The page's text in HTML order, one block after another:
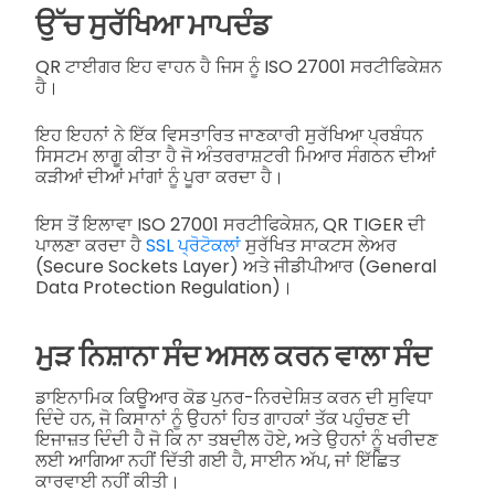
ਉੱਚ ਸੁਰੱਖਿਆ ਮਾਪਦੰਡ
QR ਟਾਈਗਰ ਇਹ ਵਾਹਨ ਹੈ ਜਿਸ ਨੂੰ ISO 27001 ਸਰਟੀਫਿਕੇਸ਼ਨ
ਹੈ।
ਇਹ ਇਹਨਾਂ ਨੇ ਇੱਕ ਵਿਸਤਾਰਿਤ ਜਾਣਕਾਰੀ ਸੁਰੱਖਿਆ ਪ੍ਰਬੰਧਨ
ਸਿਸਟਮ ਲਾਗੂ ਕੀਤਾ ਹੈ ਜੋ ਅੰਤਰਰਾਸ਼ਟਰੀ ਮਿਆਰ ਸੰਗਠਨ ਦੀਆਂ
ਕੜੀਆਂ ਦੀਆਂ ਮਾਂਗਾਂ ਨੂੰ ਪੂਰਾ ਕਰਦਾ ਹੈ।
ਇਸ ਤੋਂ ਇਲਾਵਾ ISO 27001 ਸਰਟੀਫਿਕੇਸ਼ਨ, QR TIGER ਦੀ
ਪਾਲਣਾ ਕਰਦਾ ਹੈSSL ਪ੍ਰੋਟੋਕਲਾਂਸੁਰੱਖਿਤ ਸਾਕਟਸ ਲੇਅਰ
(Secure Sockets Layer) ਅਤੇ ਜੀਡੀਪੀਆਰ (General
Data Protection Regulation)।
ਮੁੜ ਨਿਸ਼ਾਨਾ ਸੰਦ ਅਸਲ ਕਰਨ ਵਾਲਾ ਸੰਦ
ਡਾਇਨਾਮਿਕ ਕਿਊਆਰ ਕੋਡ ਪੁਨਰ-ਨਿਰਦੇਸ਼ਿਤ ਕਰਨ ਦੀ ਸੁਵਿਧਾ
ਦਿੰਦੇ ਹਨ, ਜੋ ਕਿਸਾਨਾਂ ਨੂੰ ਉਹਨਾਂ ਹਿਤ ਗਾਹਕਾਂ ਤੱਕ ਪਹੁੰਚਣ ਦੀ
ਇਜਾਜ਼ਤ ਦਿੰਦੀ ਹੈ ਜੋ ਕਿ ਨਾ ਤਬਦੀਲ ਹੋਏ, ਅਤੇ ਉਹਨਾਂ ਨੂੰ ਖਰੀਦਣ
ਲਈ ਆਗਿਆ ਨਹੀਂ ਦਿੱਤੀ ਗਈ ਹੈ, ਸਾਈਨ ਅੱਪ, ਜਾਂ ਇੱਛਿਤ
ਕਾਰਵਾਈ ਨਹੀਂ ਕੀਤੀ।